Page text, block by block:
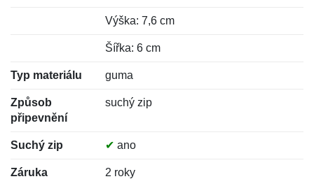
Výška: 7,6 cm
Šířka: 6 cm
Typ materiálu guma
Způsob
připevnění
suchý zip
Suchý zip ✔ ano
Záruka 2 roky